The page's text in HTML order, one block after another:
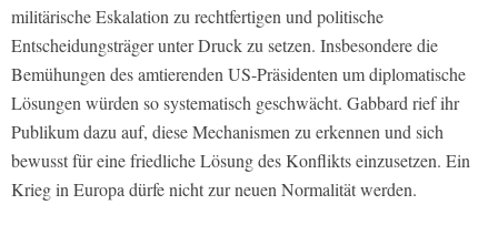
militärische Eskalation zu rechtfertigen und politische
Entscheidungsträger unter Druck zu setzen. Insbesondere die
Bemühungen des amtierenden US-Präsidenten um diplomatische
Lösungen würden so systematisch geschwächt. Gabbard rief ihr
Publikum dazu auf, diese Mechanismen zu erkennen und sich
bewusst für eine friedliche Lösung des Konflikts einzusetzen. Ein
Krieg in Europa dürfe nicht zur neuen Normalität werden.